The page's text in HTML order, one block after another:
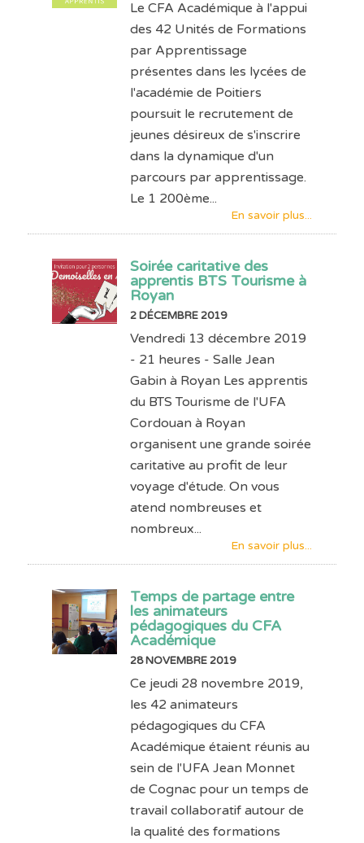
Le CFA Académique à l'appui
des 42 Unités de Formations
par Apprentissage
présentes dans les lycées de
l'académie de Poitiers
poursuit le recrutement de
jeunes désireux de s'inscrire
dans la dynamique d'un
parcours par apprentissage.
Le 1 200ème...
En savoir plus...
Soirée caritative des
apprentis BTS Tourisme à
Royan
2 DÉCEMBRE 2019
Vendredi 13 décembre 2019
- 21 heures - Salle Jean
Gabin à Royan Les apprentis
du BTS Tourisme de l'UFA
Cordouan à Royan
organisent une grande soirée
caritative au profit de leur
voyage d'étude. On vous
atend nombreuses et
nombreux...
En savoir plus...
Temps de partage entre
les animateurs
pédagogiques du CFA
Académique
28 NOVEMBRE 2019
Ce jeudi 28 novembre 2019,
les 42 animateurs
pédagogiques du CFA
Académique étaient réunis au
sein de l'UFA Jean Monnet
de Cognac pour un temps de
travail collaboratif autour de
la qualité des formations